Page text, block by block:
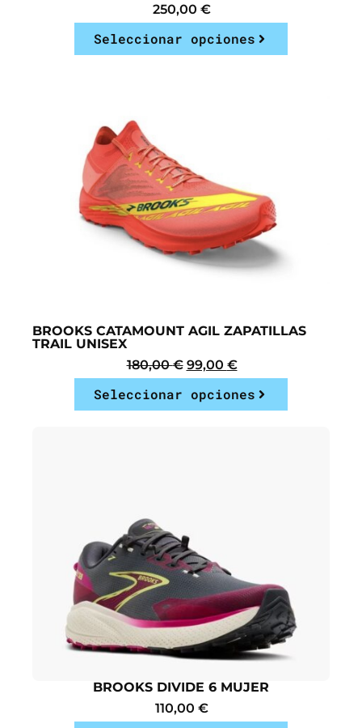
250,00 €
Seleccionar opciones
BROOKS CATAMOUNT AGIL ZAPATILLAS
TRAIL UNISEX
180,00€ 99,00 €
Seleccionar opciones
BROOKS DIVIDE 6 MUJER
110,00 €